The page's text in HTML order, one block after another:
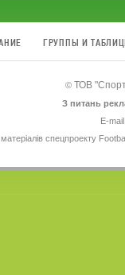
ГРУППЫ И
© ТОВ
З питань
E-
спецпроекту